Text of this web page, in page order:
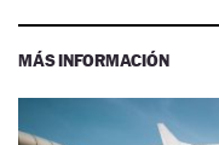
MÁS INFORMACIÓN